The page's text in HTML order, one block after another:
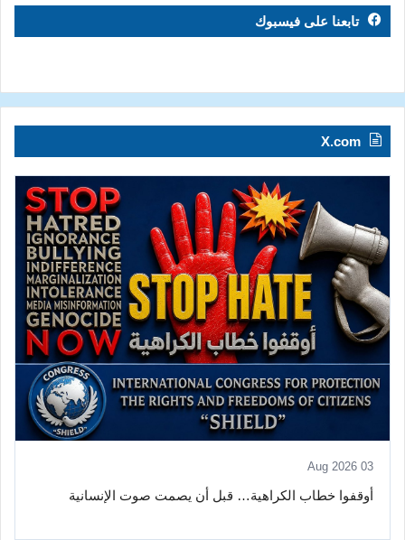
تابعنا على فيسبوك
X.com
03 Aug 2026
أوقفوا خطاب الكراهية… قبل أن يصمت صوت الإنسانية